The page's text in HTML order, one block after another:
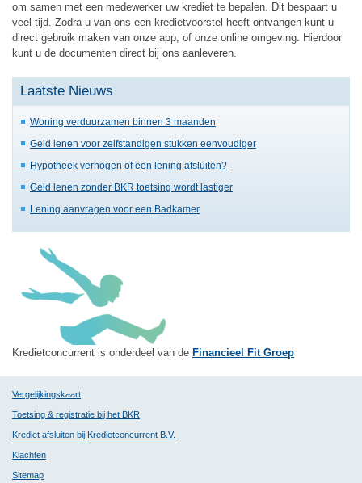
om samen met een medewerker uw krediet te bepalen. Dit bespaart u
veel tijd. Zodra u van ons een kredietvoorstel heeft ontvangen kunt u
direct gebruik maken van onze app, of onze online omgeving. Hierdoor
kunt u de documenten direct bij ons aanleveren.
Laatste Nieuws
Woning verduurzamen binnen 3 maanden
Geld lenen voor zelfstandigen stukken eenvoudiger
Hypotheek verhogen of een lening afsluiten?
Geld lenen zonder BKR toetsing wordt lastiger
Lening aanvragen voor een Badkamer
Kredietconcurrent is onderdeel van de Financieel Fit Groep
Vergelijkingskaart
Toetsing & registratie bij het BKR
Krediet afsluiten bij Kredietconcurrent B.V.
Klachten
Sitemap